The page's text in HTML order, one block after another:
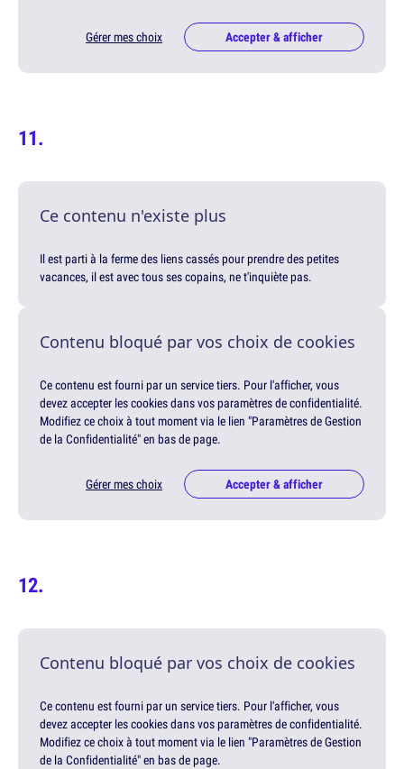
Gérer mes choix Accepter & afficher
Ce contenu n'existe plus
Il est parti à la ferme des liens cassés pour prendre des petites
vacances, il est avec tous ses copains, ne t'inquiète pas.
Contenu bloqué par vos choix de cookies
Ce contenu est fourni par un service tiers. Pour l'afficher, vous
devez accepter les cookies dans vos paramètres de confidentialité.
Modifiez ce choix à tout moment via le lien "Paramètres de Gestion
de la Confidentialité" en bas de page.
Gérer mes choix Accepter & afficher
Contenu bloqué par vos choix de cookies
Ce contenu est fourni par un service tiers. Pour l'afficher, vous
devez accepter les cookies dans vos paramètres de confidentialité.
Modifiez ce choix à tout moment via le lien "Paramètres de Gestion
de la Confidentialité" en bas de page.